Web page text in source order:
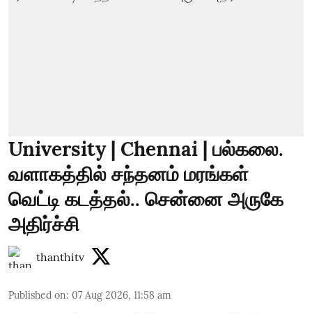
University | Chennai | பல்கலை.
வளாகத்தில் சந்தனம் மரங்கள்
வெட்டி கடத்தல்.. சென்னை அருகே
அதிர்ச்சி
thanthitv
Published on: 07 Aug 2026, 11:58 am